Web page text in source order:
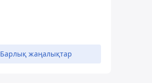
Барлық жаңалықтар